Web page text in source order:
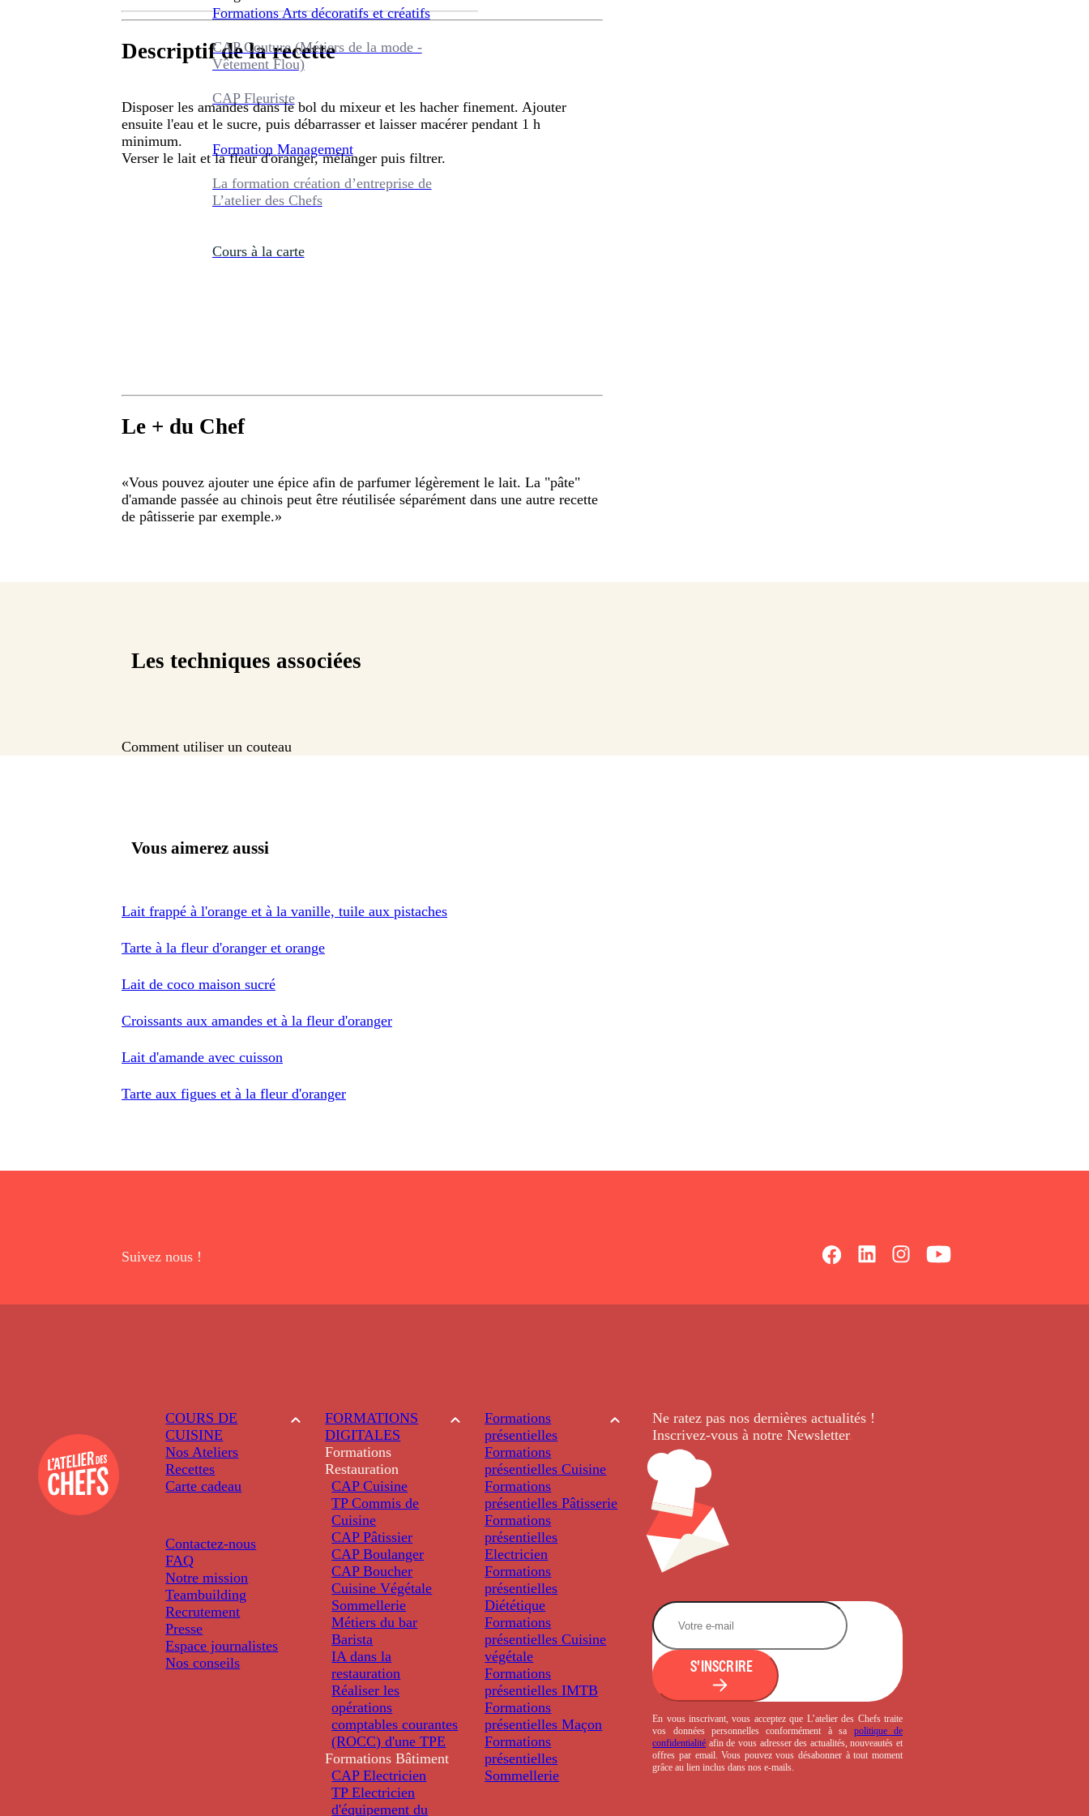
Formations Arts décoratifs et créatifs
CAP Couture (Métiers de la mode -
Vêtement Flou)
CAP Fleuriste
Formation Management
La formation création d’entreprise de
L’atelier des Chefs
Cours à la carte
Descriptif de la recette
Disposer les amandes dans le bol du mixeur et les hacher finement. Ajouter
ensuite l'eau et le sucre, puis débarrasser et laisser macérer pendant 1 h
minimum.
Verser le lait et la fleur d'oranger, mélanger puis filtrer.
Le + du Chef
«Vous pouvez ajouter une épice afin de parfumer légèrement le lait. La "pâte"
d'amande passée au chinois peut être réutilisée séparément dans une autre recette
de pâtisserie par exemple.»
Les techniques associées
Comment utiliser un couteau
Vous aimerez aussi
Lait frappé à l'orange et à la vanille, tuile aux pistaches
Tarte à la fleur d'oranger et orange
Lait de coco maison sucré
Croissants aux amandes et à la fleur d'oranger
Lait d'amande avec cuisson
Tarte aux figues et à la fleur d'oranger
Suivez nous !
COURS DE
CUISINE
Nos Ateliers
Recettes
Carte cadeau
Contactez-nous
FAQ
Notre mission
Teambuilding
Recrutement
Presse
Espace journalistes
Nos conseils
FORMATIONS
DIGITALES
Formations
Restauration
CAP Cuisine
TP Commis de
Cuisine
CAP Pâtissier
CAP Boulanger
CAP Boucher
Cuisine Végétale
Sommellerie
Métiers du bar
Barista
IA dans la
restauration
Réaliser les
opérations
comptables courantes
(ROCC) d'une TPE
Formations Bâtiment
CAP Electricien
TP Electricien
d'équipement du
Formations
présentielles
Formations
présentielles Cuisine
Formations
présentielles Pâtisserie
Formations
présentielles
Electricien
Formations
présentielles
Diététique
Formations
présentielles Cuisine
végétale
Formations
présentielles IMTB
Formations
présentielles Maçon
Formations
présentielles
Sommellerie
Ne ratez pas nos dernièresactualités !
Inscrivez-vous à notre Newsletter.
S'INSCRIRE
En vous inscrivant, vous acceptez que L’atelier des Chefs traite
vos données personnelles conformément à sa politique de
confidentialité afin de vous adresser des actualités, nouveautés et
offres par email. Vous pouvez vous désabonner à tout moment
grâce au lien inclus dans nos e-mails.